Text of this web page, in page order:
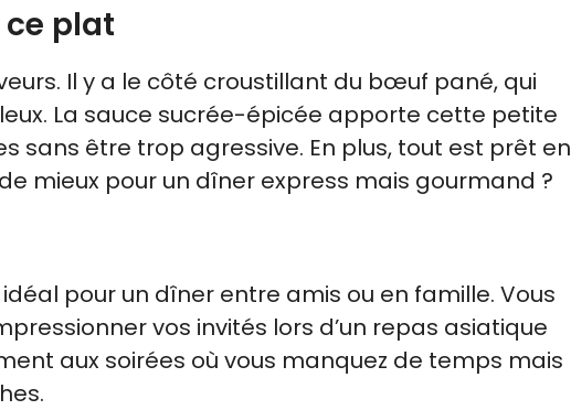
plat
Il y a le côté croustillant du bœuf pané, qui
La sauce sucrée-épicée apporte cette petite
sans être trop agressive. En plus, tout est prêt en
mieux pour un dîner express mais gourmand ?
pour un dîner entre amis ou en famille. Vous
vos invités lors d’un repas asiatique
aux soirées où vous manquez de temps mais